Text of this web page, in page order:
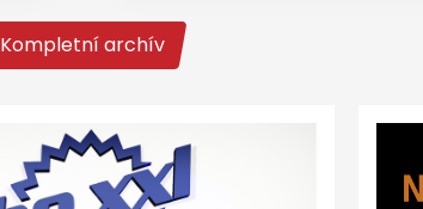
Kompletní archív